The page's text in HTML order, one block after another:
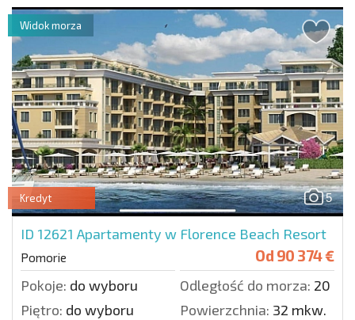
5
Kredyt
ID 12621 Apartamenty w Florence Beach Resort
Pomorie Od 90 374 €
Pokoje: do wyboru Odległość do morza: 20 m.
Piętro: do wyboru Powierzchnia: 32 mkw.
Widok morza